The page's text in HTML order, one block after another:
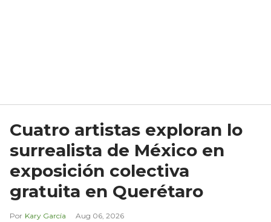
Cuatro artistas exploran lo
surrealista de México en
exposición colectiva
gratuita en Querétaro
Kary García Aug 06, 2026